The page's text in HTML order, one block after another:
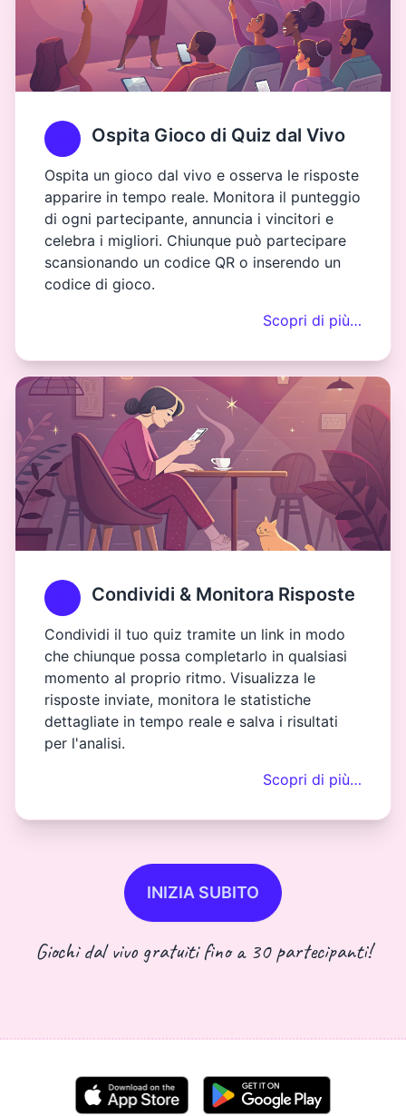
Ospita Gioco di Quiz dal Vivo
Ospita un gioco dal vivo e osserva le risposte
apparire in tempo reale. Monitora il punteggio
di ogni partecipante, annuncia i vincitori e
celebra i migliori. Chiunque può partecipare
scansionando un codice QR o inserendo un
codice di gioco.
Scopri di più…
Condividi & Monitora Risposte
Condividi il tuo quiz tramite un link in modo
che chiunque possa completarlo in qualsiasi
momento al proprio ritmo. Visualizza le
risposte inviate, monitora le statistiche
dettagliate in tempo reale e salva i risultati
per l'analisi.
Scopri di più…
INIZIA SUBITO
Giochi dal vivo gratuiti fino a 30 partecipanti!